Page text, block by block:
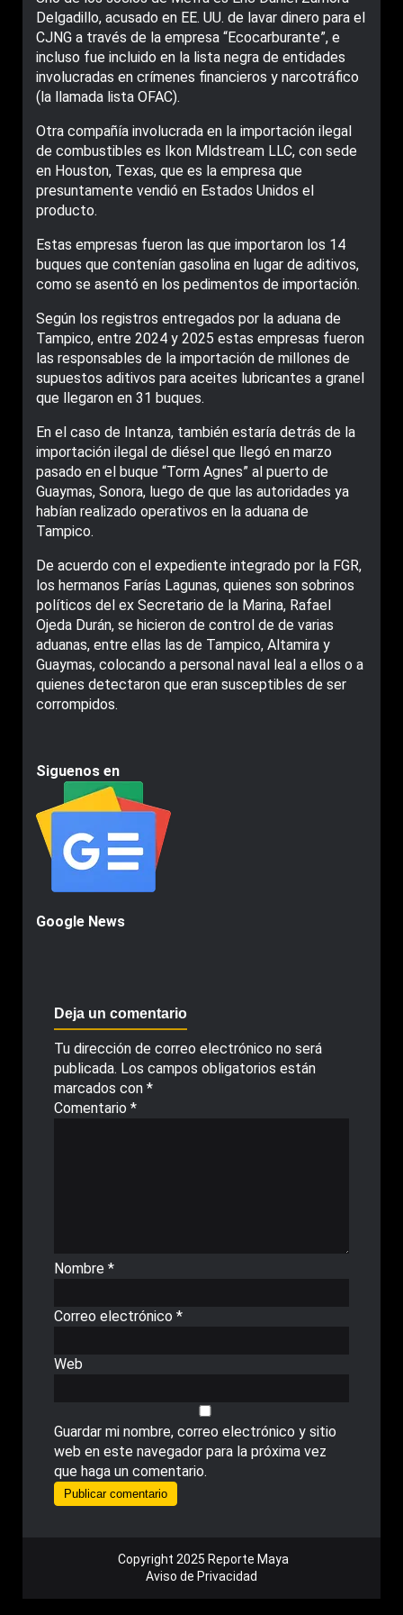
Delgadillo, acusado en EE. UU. de lavar dinero para el
CJNG a través de la empresa “Ecocarburante”, e
incluso fue incluido en la lista negra de entidades
involucradas en crímenes financieros y narcotráfico
(la llamada lista OFAC).
Otra compañía involucrada en la importación ilegal
de combustibles es Ikon Mldstream LLC, con sede
en Houston, Texas, que es la empresa que
presuntamente vendió en Estados Unidos el
producto.
Estas empresas fueron las que importaron los 14
buques que contenían gasolina en lugar de aditivos,
como se asentó en los pedimentos de importación.
Según los registros entregados por la aduana de
Tampico, entre 2024 y 2025 estas empresas fueron
las responsables de la importación de millones de
supuestos aditivos para aceites lubricantes a granel
que llegaron en 31 buques.
En el caso de Intanza, también estaría detrás de la
importación ilegal de diésel que llegó en marzo
pasado en el buque “Torm Agnes” al puerto de
Guaymas, Sonora, luego de que las autoridades ya
habían realizado operativos en la aduana de
Tampico.
De acuerdo con el expediente integrado por la FGR,
los hermanos Farías Lagunas, quienes son sobrinos
políticos del ex Secretario de la Marina, Rafael
Ojeda Durán, se hicieron de control de de varias
aduanas, entre ellas las de Tampico, Altamira y
Guaymas, colocando a personal naval leal a ellos o a
quienes detectaron que eran susceptibles de ser
corrompidos.
Siguenos en
Google News
Deja un comentario
Tu dirección de correo electrónico no será
publicada. Los campos obligatorios están
marcados con *
Comentario *
Nombre *
Correo electrónico *
Web
Guardar mi nombre, correo electrónico y sitio
web en este navegador para la próxima vez
que haga un comentario.
Copyright 2025 Reporte Maya
Aviso de Privacidad